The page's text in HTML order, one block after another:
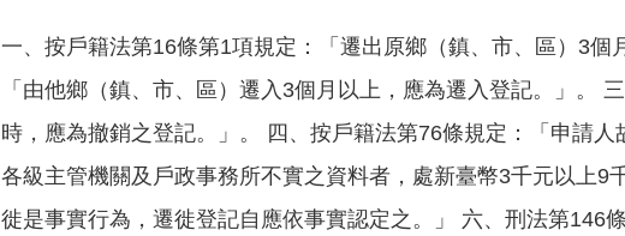
一、按戶籍法第16條第1項規定：「遷出原鄉（鎮、市、區）3
「由他鄉（鎮、市、區）遷入3個月以上，應為遷入登記。」。
時，應為撤銷之登記。」。 四、按戶籍法第76條規定：「申請
各級主管機關及戶政事務所不實之資料者，處新臺幣3千元以上
徙是事實行為，遷徙登記自應依事實認定之。」 六、刑法第146